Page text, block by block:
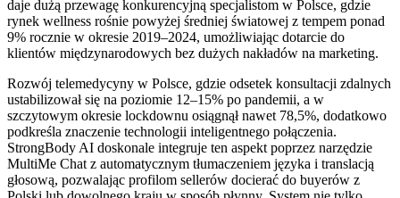
daje dużą przewagę konkurencyjną specjalistom w Polsce, gdzie
rynek wellness rośnie powyżej średniej światowej z tempem ponad
9% rocznie w okresie 2019–2024, umożliwiając dotarcie do
klientów międzynarodowych bez dużych nakładów na marketing.
Rozwój telemedycyny w Polsce, gdzie odsetek konsultacji zdalnych
ustabilizował się na poziomie 12–15% po pandemii, a w
szczytowym okresie lockdownu osiągnął nawet 78,5%, dodatkowo
podkreśla znaczenie technologii inteligentnego połączenia.
StrongBody AI doskonale integruje ten aspekt poprzez narzędzie
MultiMe Chat z automatycznym tłumaczeniem języka i translacją
głosową, pozwalając profilom sellerów docierać do buyerów z